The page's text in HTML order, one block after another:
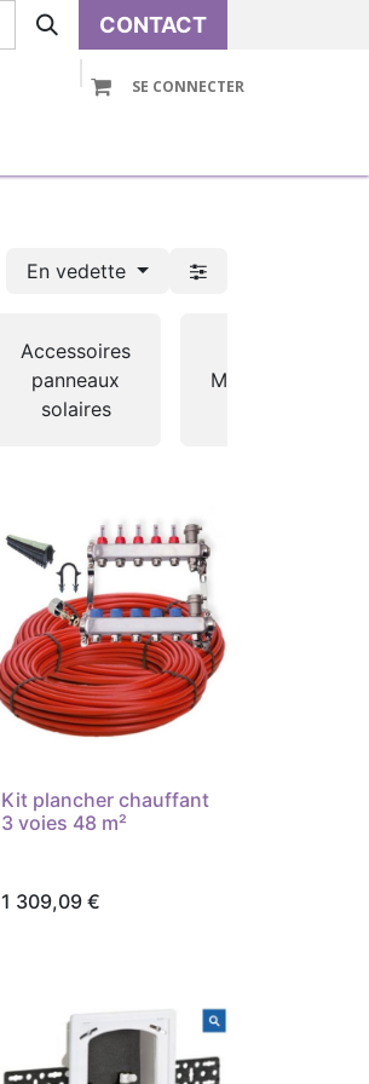
CONTACT
SE CONNECTER
En vedette
Accessoires
panneaux
solaires
Maintenance
Kit plancher chauffant
3 voies 48 m²
1 309,09 €